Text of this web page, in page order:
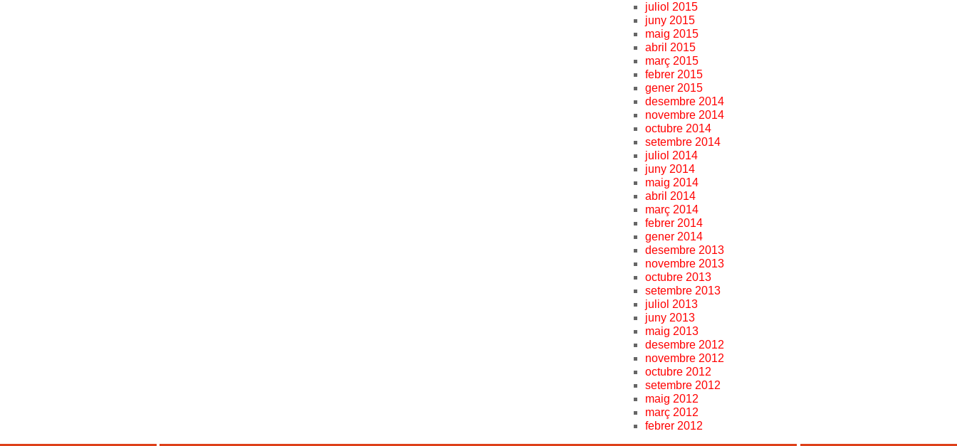
juliol 2015
juny 2015
maig 2015
abril 2015
març 2015
febrer 2015
gener 2015
desembre 2014
novembre 2014
octubre 2014
setembre 2014
juliol 2014
juny 2014
maig 2014
abril 2014
març 2014
febrer 2014
gener 2014
desembre 2013
novembre 2013
octubre 2013
setembre 2013
juliol 2013
juny 2013
maig 2013
desembre 2012
novembre 2012
octubre 2012
setembre 2012
maig 2012
març 2012
febrer 2012